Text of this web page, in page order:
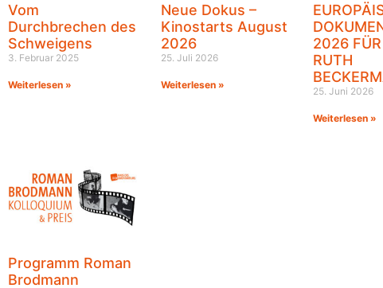
Vom
Durchbrechen des
Schweigens
3. Februar 2025
Weiterlesen »
Neue Dokus –
Kinostarts August
2026
25. Juli 2026
Weiterlesen »
2026 FÜR
RUTH
25. Juni 2026
Weiterlesen »
Programm Roman
Brodmann